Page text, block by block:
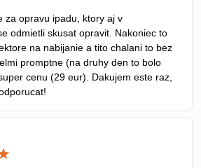
5
za opravu ipadu, ktory aj v
odmietli skusat opravit. Nakoniec to
na nabijanie a tito chalani to bez
promptne (na druhy den to bolo
cenu (29 eur). Dakujem este raz,